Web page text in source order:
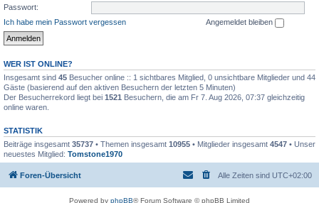
Passwort:
Ich habe mein Passwort vergessen
Angemeldet bleiben
WER IST ONLINE?
Insgesamt sind 45 Besucher online :: 1 sichtbares Mitglied, 0 unsichtbare Mitglieder und 44
Gäste (basierend auf den aktiven Besuchern der letzten 5 Minuten)
Der Besucherrekord liegt bei 1521 Besuchern, die am Fr 7. Aug 2026, 07:37 gleichzeitig
online waren.
STATISTIK
Beiträge insgesamt 35737 • Themen insgesamt 10955 • Mitglieder insgesamt 4547 • Unser
neuestes Mitglied: Tomstone1970
Foren-Übersicht Alle Zeiten sind UTC+02:00
Powered by phpBB® Forum Software © phpBB Limited